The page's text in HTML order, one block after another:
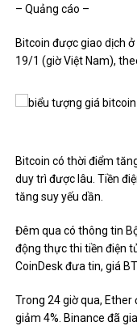
– Quảng cáo –
Bitcoin được giao dịch
19/1 (giờ Việt Nam),
Bitcoin có thời điểm
duy trì được lâu. Tiền
tăng suy yếu dần.
Đêm qua có thông tin
động thực thi tiền điện
CoinDesk đưa tin, giá
Trong 24 giờ qua, Ether
giảm 4%. Binance đã